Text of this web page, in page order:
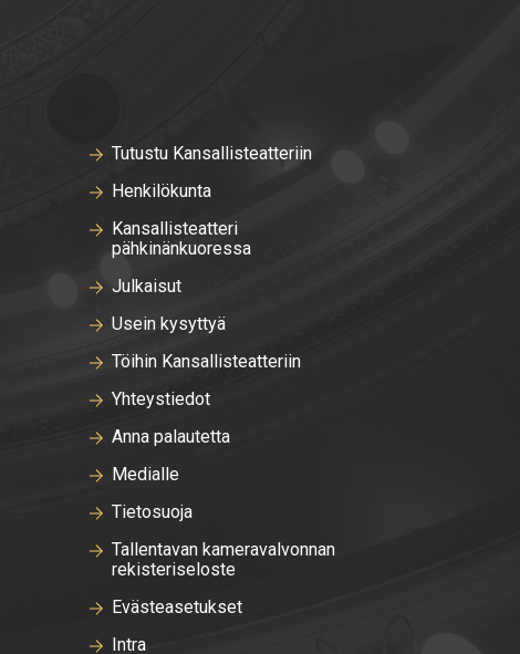
Tutustu Kansallisteatteriin
Henkilökunta
Kansallisteatteri
pähkinänkuoressa
Julkaisut
Usein kysyttyä
Töihin Kansallisteatteriin
Yhteystiedot
Anna palautetta
Medialle
Tietosuoja
Tallentavan kameravalvonnan
rekisteriseloste
Evästeasetukset
Intra